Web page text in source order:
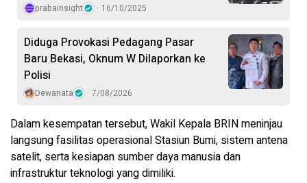
prabainsight 16/10/2025
Diduga Provokasi Pedagang Pasar
Baru Bekasi, Oknum W Dilaporkan ke
Polisi
Dewanata 7/08/2026
Dalam kesempatan tersebut, Wakil Kepala BRIN meninjau
langsung fasilitas operasional Stasiun Bumi, sistem antena
satelit, serta kesiapan sumber daya manusia dan
infrastruktur teknologi yang dimiliki.